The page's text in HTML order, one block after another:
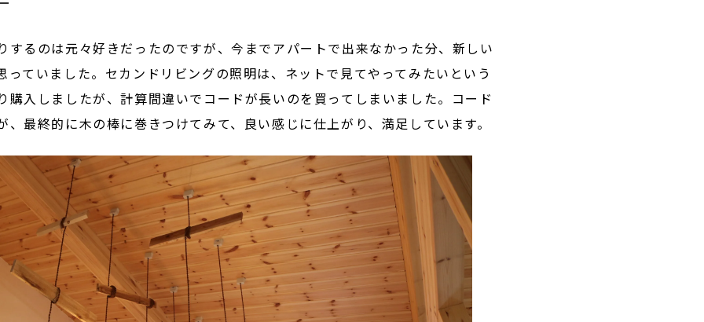
するのは元々好きだったのですが、今までアパートで出来なかった分、新しい
っていました。セカンドリビングの照明は、ネットで見てやってみたいという
購入しましたが、計算間違いでコードが長いのを買ってしまいました。コード
、最終的に木の棒に巻きつけてみて、良い感じに仕上がり、満足しています。